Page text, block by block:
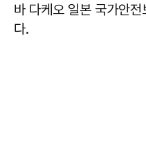
바 다케오 일본 국가안전
다.